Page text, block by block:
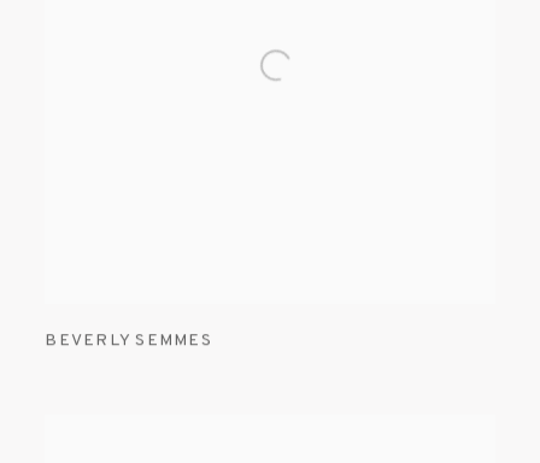
BEVERLY SEMMES